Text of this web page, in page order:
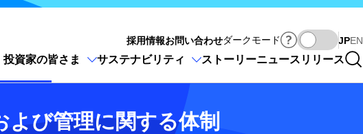
採用情報お問い合わせダークモード JPEN
投資家の皆さま サステナビリティ ストーリーニュースリリース
び管理に関する体制